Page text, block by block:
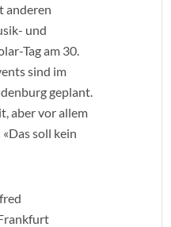
anderen
und
Tag am 30.
sind im
geplant.
aber vor allem
soll kein